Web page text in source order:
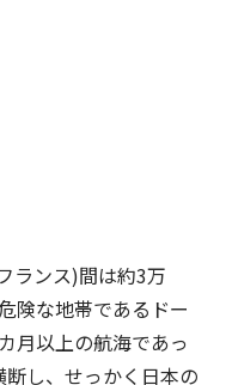
ランス)間は約3万
険な地帯であるドー
月以上の航海であっ
し、せっかく日本の